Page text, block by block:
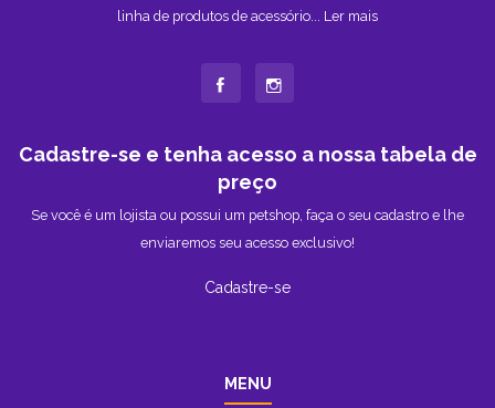
linha de produtos de acessório... Ler mais
Cadastre-se e tenha acesso a nossa tabela de
preço
Se você é um lojista ou possui um petshop, faça o seu cadastro e lhe
enviaremos seu acesso exclusivo!
Cadastre-se
MENU